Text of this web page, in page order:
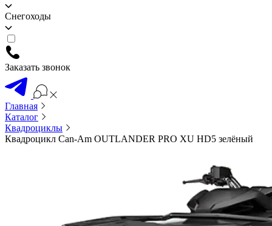
Снегоходы
Заказать звонок
Главная
Каталог
Квадроциклы
Квадроцикл Can-Am OUTLANDER PRO XU HD5 зелёный